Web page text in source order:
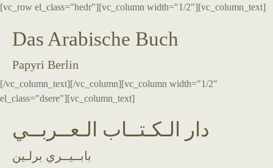
[vc_row el_class="hedr"][vc_column width="1/2"][vc_column_text]
Das Arabische Buch
Papyri Berlin
[/vc_column_text][/vc_column][vc_column width="1/2"
el_class="dsere"][vc_column_text]
دار الـكـتــاب الـعــربــي
بابــيــري برلـين